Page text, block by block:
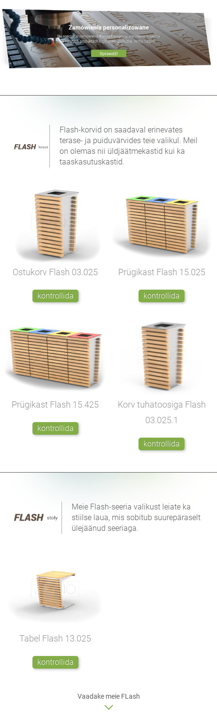
Flash-korvid on saadaval erinevates
terase- ja puiduvärvides teie valikul. Meil
on olemas nii üldjäätmekastid kui ka
taaskasutuskastid.
Ostukorv Flash 03.025
kontrollida
Prügikast Flash 15.025
kontrollida
Prügikast Flash 15.425
kontrollida
Korv tuhatoosiga Flash
03.025.1
kontrollida
Meie Flash-seeria valikust leiate ka
stiilse laua, mis sobitub suurepäraselt
ülejäänud seeriaga.
Tabel Flash 13.025
kontrollida
Vaadake meie FLash